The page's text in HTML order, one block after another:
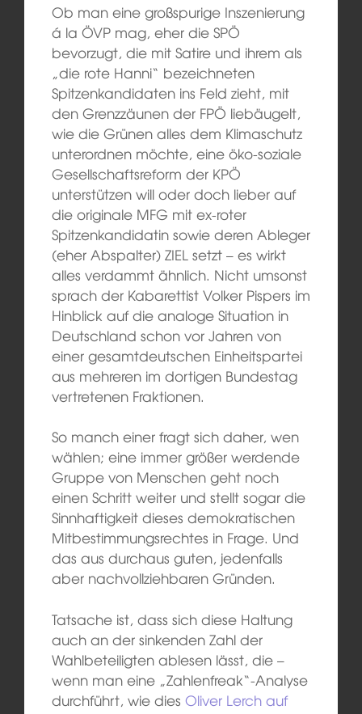
Ob man eine großspurige Inszenierung
á la ÖVP mag, eher die SPÖ
bevorzugt, die mit Satire und ihrem als
„die rote Hanni“ bezeichneten
Spitzenkandidaten ins Feld zieht, mit
den Grenzzäunen der FPÖ liebäugelt,
wie die Grünen alles dem Klimaschutz
unterordnen möchte, eine öko-soziale
Gesellschaftsreform der KPÖ
unterstützen will oder doch lieber auf
die originale MFG mit ex-roter
Spitzenkandidatin sowie deren Ableger
(eher Abspalter) ZIEL setzt – es wirkt
alles verdammt ähnlich. Nicht umsonst
sprach der Kabarettist Volker Pispers im
Hinblick auf die analoge Situation in
Deutschland schon vor Jahren von
einer gesamtdeutschen Einheitspartei
aus mehreren im dortigen Bundestag
vertretenen Fraktionen.
So manch einer fragt sich daher, wen
wählen; eine immer größer werdende
Gruppe von Menschen geht noch
einen Schritt weiter und stellt sogar die
Sinnhaftigkeit dieses demokratischen
Mitbestimmungsrechtes in Frage. Und
das aus durchaus guten, jedenfalls
aber nachvollziehbaren Gründen.
Tatsache ist, dass sich diese Haltung
auch an der sinkenden Zahl der
Wahlbeteiligten ablesen lässt, die –
wenn man eine „Zahlenfreak“-Analyse
durchführt, wie dies Oliver Lerch auf